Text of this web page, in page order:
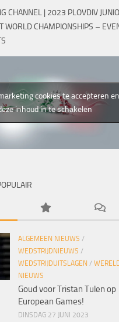
CHANNEL | 2023 PLOVDIV
WORLD CHAMPIONSHIPS –
cookies te accepteren en
inhoud in te schakelen
ALGEMEEN NIEUWS /
WEDSTRIJDNIEUWS /
WEDSTRIJDUITSLAGEN /
NIEUWS
Goud voor Tristan Tulen op
European Games!
DINSDAG 27 JUNI 2023